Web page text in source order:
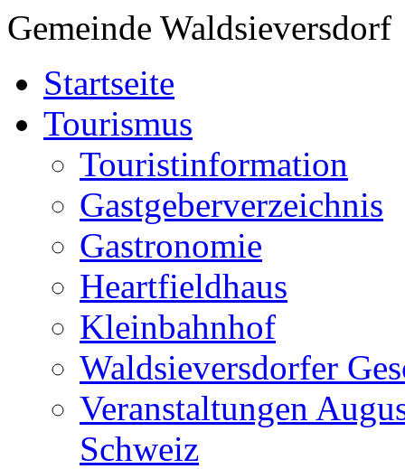
Gemeinde Waldsieversdorf
Startseite
Tourismus
Touristinformation
Gastgeberverzeichnis
Gastronomie
Heartfieldhaus
Kleinbahnhof
Waldsieversdorfer
Veranstaltungen
Schweiz